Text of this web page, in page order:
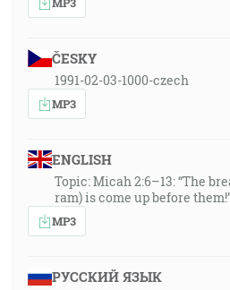
ČESKY
1991-02-03-1000-czech
MP3
ENGLISH
Topic: Micah 2:6–13: “The
ram) is come up before
MP3
РУССКИЙ ЯЗЫК